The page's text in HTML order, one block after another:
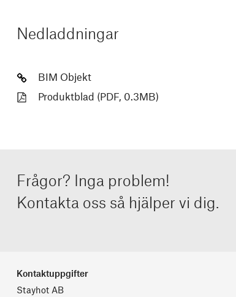
Nedladdningar
BIM Objekt
Produktblad (PDF, 0.3MB)
Frågor? Inga problem!
Kontakta oss så hjälper vi dig.
Kontaktuppgifter
Stayhot AB